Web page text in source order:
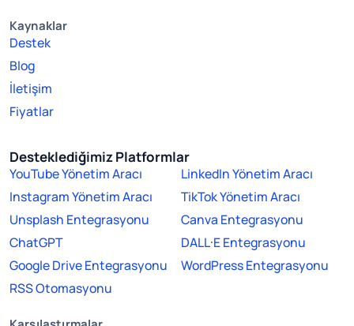
Kaynaklar
Destek
Blog
İletişim
Fiyatlar
Desteklediğimiz Platformlar
YouTube Yönetim Aracı
LinkedIn Yönetim Aracı
Instagram Yönetim Aracı
TikTok Yönetim Aracı
Unsplash Entegrasyonu
Canva Entegrasyonu
ChatGPT
DALL·E Entegrasyonu
Google Drive Entegrasyonu
WordPress Entegrasyonu
RSS Otomasyonu